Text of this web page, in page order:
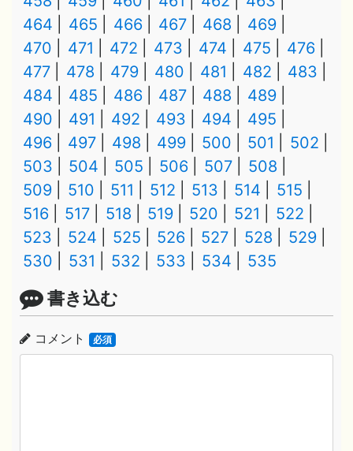
464
465 466 467 468
469
470
471 472 473 474 475
476
477
478 479 480 481 482
483
484
485 486 487 488
489
490
491 492 493 494
495
496
497 498 499 500 501
502
503
504 505 506 507
508
509
510 511 512 513 514
515
516
517 518 519 520 521
522
523
524 525 526 527 528
529
530
531 532 533 534 535
書き込む
コメント 必須